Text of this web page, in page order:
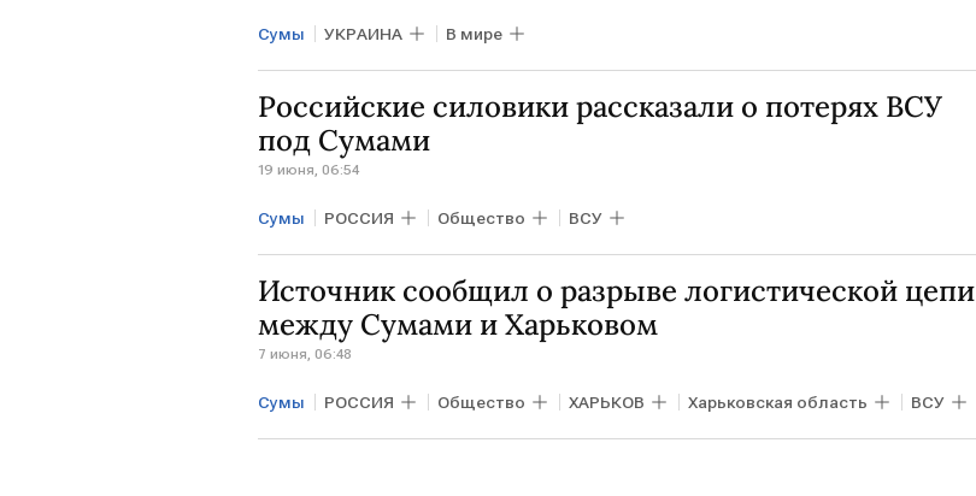
Сумы УКРАИНА В мире
Российские силовики рассказали о потерях ВСУ
под Сумами
19 июня, 06:54
Сумы РОССИЯ Общество ВСУ
Источник сообщил о разрыве логистической цепи
между Сумами и Харьковом
7 июня, 06:48
Сумы РОССИЯ Общество ХАРЬКОВ Харьковская область ВСУ